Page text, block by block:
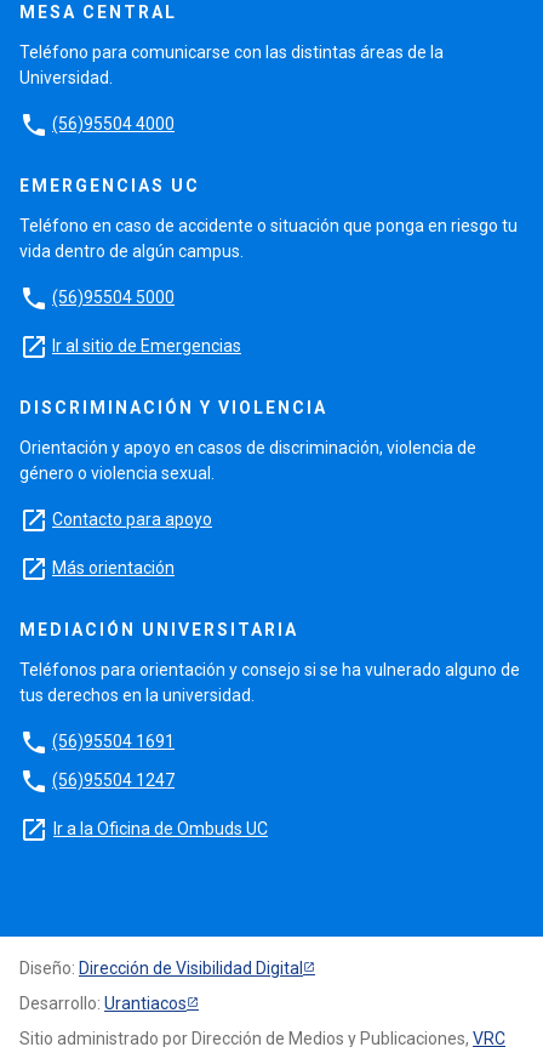
MESA CENTRAL
Teléfono para comunicarse con las distintas áreas de la
Universidad.
phone (56)95504 4000
EMERGENCIAS UC
Teléfono en caso de accidente o situación que ponga en riesgo tu
vida dentro de algún campus.
phone (56)95504 5000
launch Ir al sitio de Emergencias
DISCRIMINACIÓN Y VIOLENCIA
Orientación y apoyo en casos de discriminación, violencia de
género o violencia sexual.
launch Contacto para apoyo
launch Más orientación
MEDIACIÓN UNIVERSITARIA
Teléfonos para orientación y consejo si se ha vulnerado alguno de
tus derechos en la universidad.
phone (56)95504 1691
phone (56)95504 1247
launch Ir a la Oficina de Ombuds UC
Diseño: Dirección de Visibilidad Digital
Desarrollo: Urantiacos
Sitio administrado por Dirección de Medios y Publicaciones, VRC